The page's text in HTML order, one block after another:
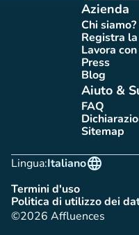
Azienda
Chi siamo?
Registra
Lavora
Press(nuova
Blog(nuova
Aiuto &
FAQ(nuova
Sitemap
(nuova
Lingua:
language
Italiano
Termini d'uso(nuova scheda)
Politica di utilizzo dei
(nuova
©2026 Affluences